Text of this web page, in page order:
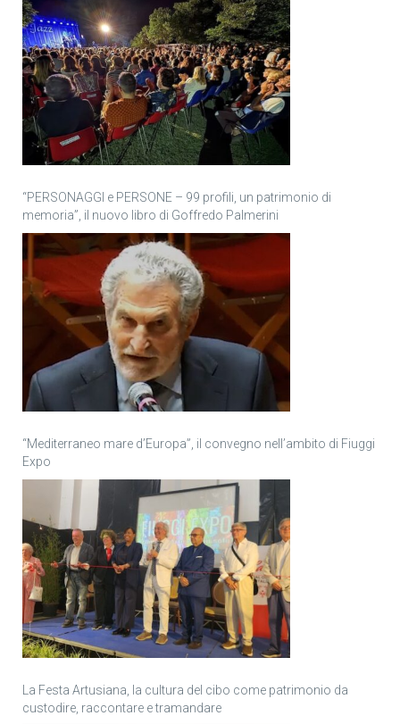
“PERSONAGGI e PERSONE – 99 profili, un patrimonio di
memoria”, il nuovo libro di Goffredo Palmerini
“Mediterraneo mare d’Europa”, il convegno nell’ambito di Fiuggi
Expo
La Festa Artusiana, la cultura del cibo come patrimonio da
custodire, raccontare e tramandare